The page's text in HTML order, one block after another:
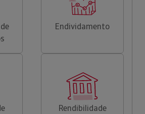
Endividamento
Rendibilidade